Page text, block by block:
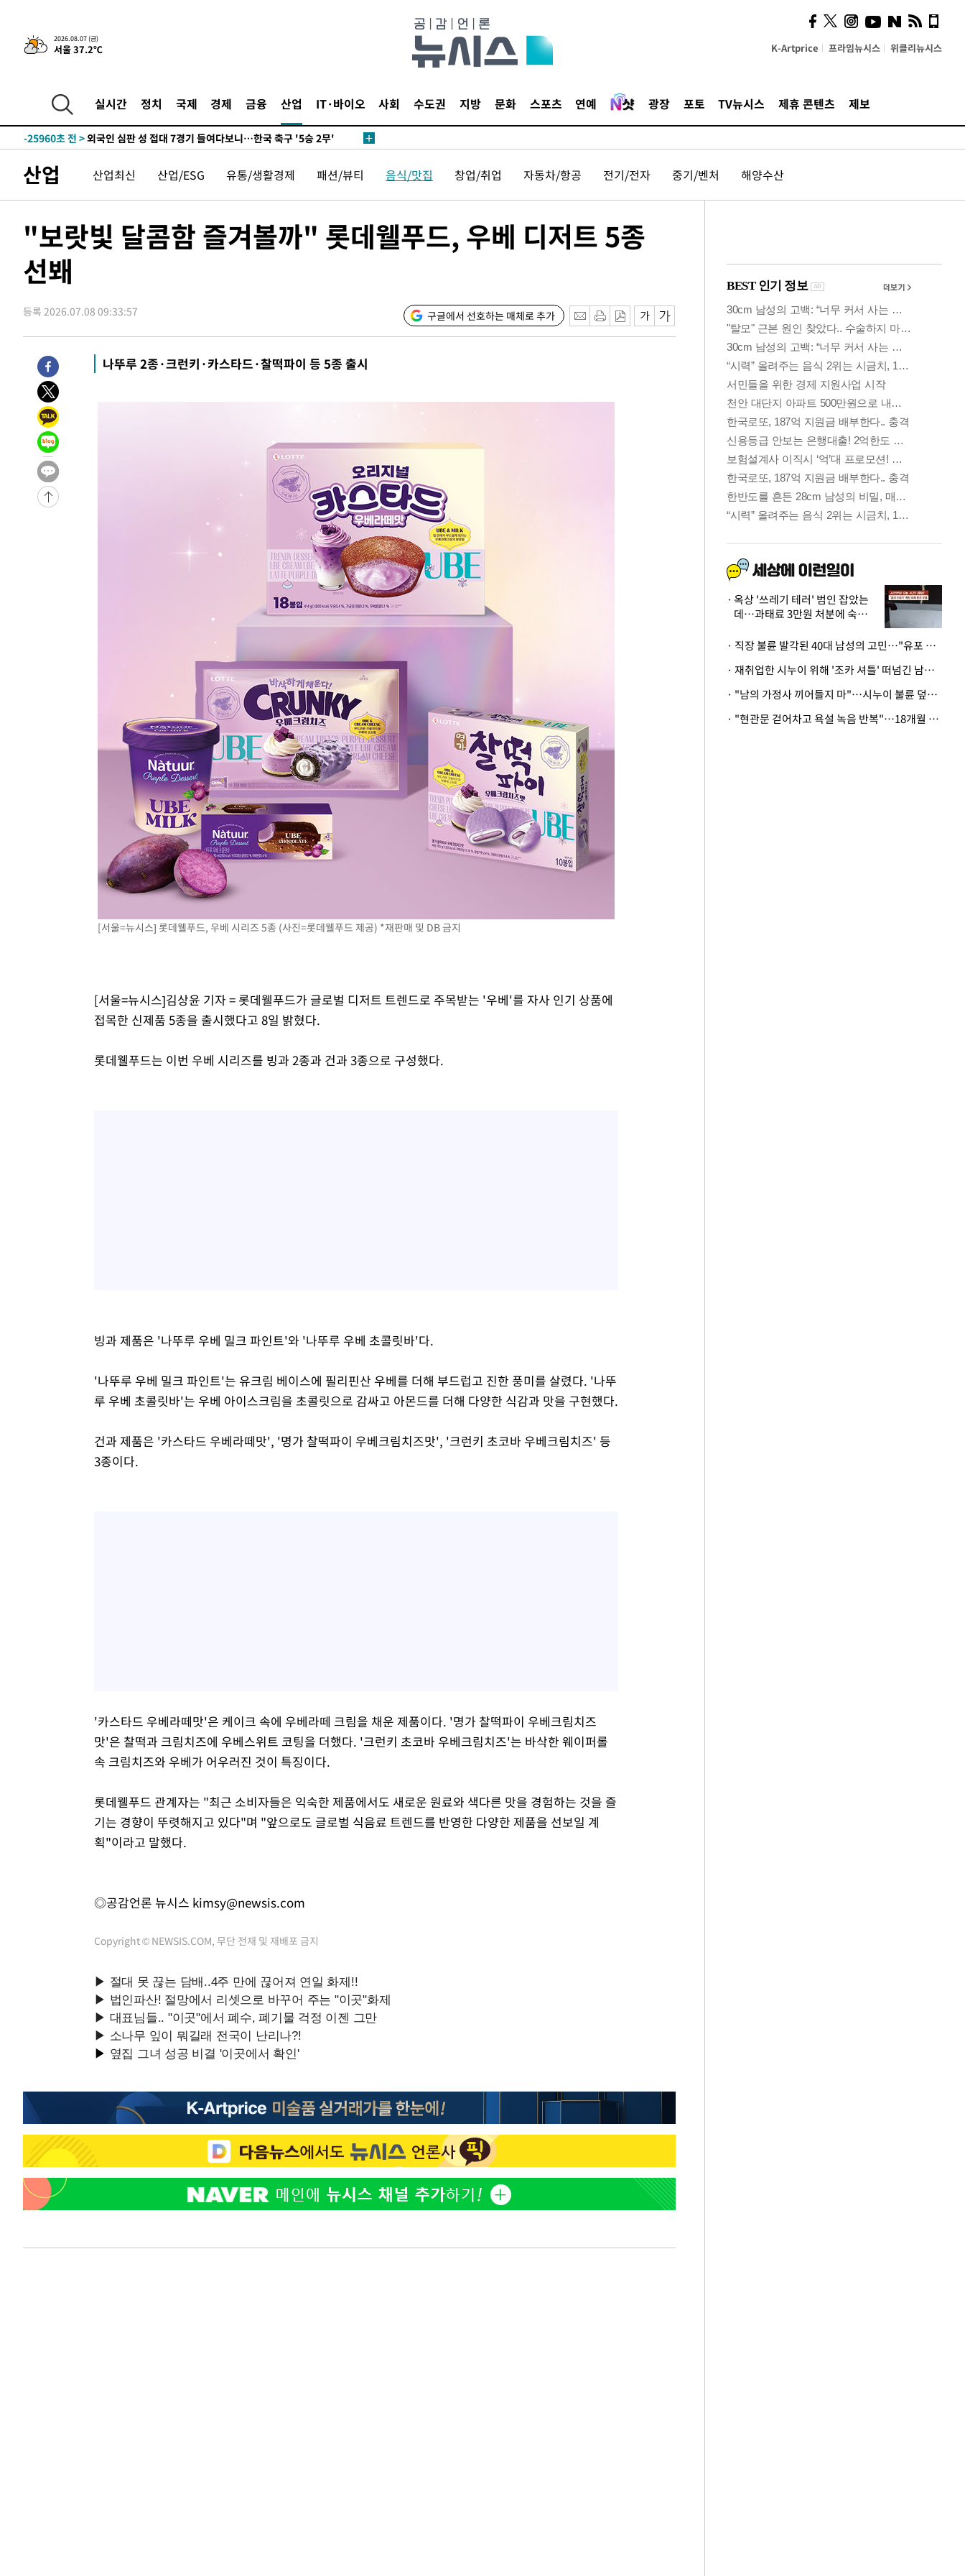
2026.08.07 (금)
서울 37.2℃ K-Artprice 프라임뉴시스 위클리뉴시스
실시간 정치 국제 경제 금융 산업 IT·바이오 사회 수도권 지방 문화 스포츠 연예 광장 포토 TV뉴시스 제휴 콘텐츠 제보
-2738초 전 > [속보]경찰·노동부, HL만도 평택사업장 끼임 사망 관련 압수수색
-29851초 전 >
SK하이닉스, 용인·청주 팹에 54조 투자…"AI 메모리 수요 선제 대
-26707초 전 >
-25960초 전 >외국인 심판 성 접대 7경기 들여다보니…한국 축구 '5승 2무'
-25647초 전 >
[속보]코스피, 6200선 약보합…0.60% 내린 6258.77에 마쳐
-25627초 전 >[속보]원·달러 환율, 7.7원 내린 1416.1원 마감
-22606초 전 >[속보]종합특검, '계엄 수용공간 확보' 신용해 前교정본부장 기소
-21479초 전 >
-21450초 전 >
병태 후임
-16830초 전 >[속보]국힘 윤리위, '돌려차기 발언' 진종오·서범수 징계 절차 개시
-12155초 전 >[속보] 7월 중국 수출 23.9%↑ 수입 27.5%↑…무역총액
25.3%↑
-9315초 전 >
[속보]'채상병 순직 책임' 임성근, 항소심도 징역 3년
-9181초 전 >
-5781초 전 >
-5031초 전 >
-4225초 전 >
"미 전국적 살모네라 식중독 원인은 멕시코산 할라피뇨"-- CDC
-2738초 전 >
[속보]경찰·노동부, HL만도 평택사업장 끼임 사망 관련 압수수색
-31545초 전 >
낮 최고 37도 찜통더위…곳곳 소나기·강원 많은 비[내일날씨]
-29851초 전 >
SK하이닉스, 용인·청주 팹에 54조 투자…"AI 메모리 수요 선제 대
여자배구 이재영·이다영 자매, 아제르바이잔 투란VC 입단
외국인 심판 성 접대 7경기 들여다보니…한국 축구 '5승 2무'
[속보]코스닥, 2.86포인트(0.36%) 내린 798.81마감
[속보]코스피, 6200선 약보합…0.60% 내린 6258.77에 마쳐
[속보]원·달러 환율, 7.7원 내린 1416.1원 마감
[속보] 노원서 40.1도 관측…서울, 2018년 이후 첫 40도
[속보]종합특검, '계엄 수용공간 확보' 신용해 前교정본부장 기소
외신들도 주목한 韓축구 파문…"국민적 공분에 수사 재개"
11시간 압수수색에 성접대 파문까지…'쑥대밭' 된 축구협회
[속보]규제합리화위원회 부위원장에 김태유 서울대 공대 교수…이
[속보]국힘 윤리위, '돌려차기 발언' 진종오·서범수 징계 절차 개시
[속보] 7월 중국 수출 23.9%↑ 수입 27.5%↑…무역총액
[속보]'채상병 순직 책임' 임성근, 항소심도 징역 3년
[속보]종합특검, '관저이전 봐주기 감사' 유병호 구속기소
민주 콩고 에볼라환자 4천명 돌파, 4053명 발생 1850명 사망
[속보]'300억원대 사기 혐의' 차가원 대표 구속 송치
"미 전국적 살모네라 식중독 원인은 멕시코산 할라피뇨"-- CDC
[속보]경찰·노동부, HL만도 평택사업장 끼임 사망 관련 압수수색
산업 산업최신 산업/ESG 유통/생활경제 패션/뷰티 음식/맛집 창업/취업 자동차/항공 전기/전자 중기/벤처 해양수산
"보랏빛 달콤함 즐겨볼까" 롯데웰푸드, 우베 디저트 5종
선봬
등록 2026.07.08 09:33:57 구글에서 선호하는 매체로 추가
나뚜루 2종·크런키·카스타드·찰떡파이 등 5종 출시
[서울=뉴시스] 롯데웰푸드, 우베 시리즈 5종 (사진=롯데웰푸드 제공) *재판매 및 DB 금지
[서울=뉴시스]김상윤 기자 = 롯데웰푸드가 글로벌 디저트 트렌드로 주목받는 '우베'를 자사 인기 상품에
접목한 신제품 5종을 출시했다고 8일 밝혔다.
롯데웰푸드는 이번 우베 시리즈를 빙과 2종과 건과 3종으로 구성했다.
빙과 제품은 '나뚜루 우베 밀크 파인트'와 '나뚜루 우베 초콜릿바'다.
'나뚜루 우베 밀크 파인트'는 유크림 베이스에 필리핀산 우베를 더해 부드럽고 진한 풍미를 살렸다. '나뚜
루 우베 초콜릿바'는 우베 아이스크림을 초콜릿으로 감싸고 아몬드를 더해 다양한 식감과 맛을 구현했다.
건과 제품은 '카스타드 우베라떼맛', '명가 찰떡파이 우베크림치즈맛', '크런키 초코바 우베크림치즈' 등
3종이다.
'카스타드 우베라떼맛'은 케이크 속에 우베라떼 크림을 채운 제품이다. '명가 찰떡파이 우베크림치즈
맛'은 찰떡과 크림치즈에 우베스위트 코팅을 더했다. '크런키 초코바 우베크림치즈'는 바삭한 웨이퍼롤
속 크림치즈와 우베가 어우러진 것이 특징이다.
롯데웰푸드 관계자는 "최근 소비자들은 익숙한 제품에서도 새로운 원료와 색다른 맛을 경험하는 것을 즐
기는 경향이 뚜렷해지고 있다"며 "앞으로도 글로벌 식음료 트렌드를 반영한 다양한 제품을 선보일 계
획"이라고 말했다.
◎공감언론 뉴시스 kimsy@newsis.com
Copyright © NEWSIS.COM, 무단 전재 및 재배포 금지
시, 스마트폰 액세서리에
NFC 더했다
옥상 '쓰레기 테러' 범인 잡았는
데…과태료 3만원 처분에 숙박업
· 직장 불륜 발각된 40대 남성의 고민…"유포 동료 명예훼손·협박죄 고소 가능할까"
· 재취업한 시누이 위해 '조카 셔틀' 떠넘긴 남편…아내 "난 못한다"
· "남의 가정사 끼어들지 마"…시누이 불륜 덮으려는 남편에 억울한 아내
· "현관문 걷어차고 욕설 녹음 반복"…18개월 아기 키우는 집 뒤흔든 '앞집의 비극'